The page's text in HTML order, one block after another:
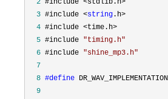
  2
  3
#include <string
  4
  5
#include "timing.h"
  6
#include "shine_mp3.h"
  7
  8
#define
  9